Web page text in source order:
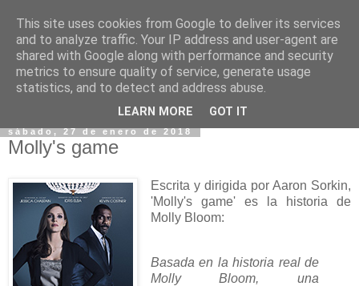
sábado, 27 de enero de 2018
Molly's game
Escrita y dirigida por Aaron Sorkin,
'Molly's game' es la historia de
Molly Bloom:
Basada en la historia real de
Molly Bloom, una
This site uses cookies from Google to deliver its services
and to analyze traffic. Your IP address and user-agent are
shared with Google along with performance and security
metrics to ensure quality of service, generate usage
statistics, and to detect and address abuse.
LEARN MORE GOT IT